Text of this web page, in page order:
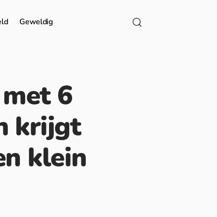
Geweldig
6
krijgt
klein